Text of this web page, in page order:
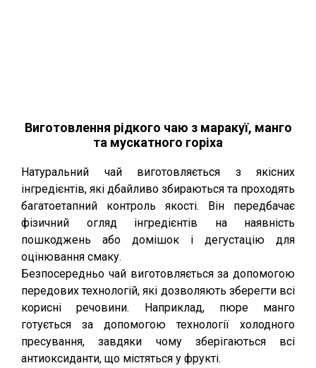
Виготовлення рідкого чаю з маракуї, манго
та мускатного горіха
Натуральний чай виготовляється з якісних
інгредієнтів, які дбайливо збираються та проходять
багатоетапний контроль якості. Він передбачає
фізичний огляд інгредієнтів на наявність
пошкоджень або домішок і дегустацію для
оцінювання смаку.
Безпосередньо чай виготовляється за допомогою
передових технологій, які дозволяють зберегти всі
корисні речовини. Наприклад, пюре манго
готується за допомогою технології холодного
пресування, завдяки чому зберігаються всі
антиоксиданти, що містяться у фрукті.